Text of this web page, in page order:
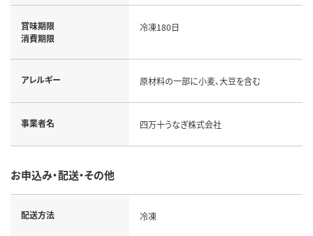
賞味期限
消費期限
冷凍180日
アレルギー 原材料の一部に小麦、大豆を含む
事業者名 四万十うなぎ株式会社
お申込み・配送・その他
配送方法 冷凍